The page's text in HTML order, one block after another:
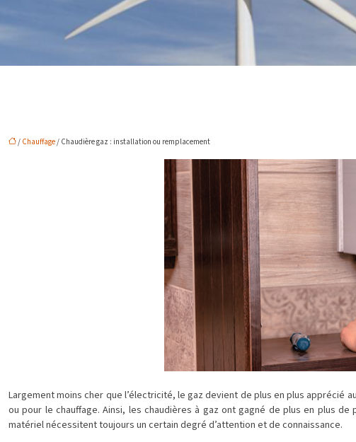
/ Chauffage/ Chaudière gaz : installation ou remplacement
Largement moins cher que l’électricité, le gaz devient de plus en plus apprécié
ou pour le chauffage. Ainsi, les chaudières à gaz ont gagné de plus en plus
matériel nécessitent toujours un certain degré d’attention et de connaissance.